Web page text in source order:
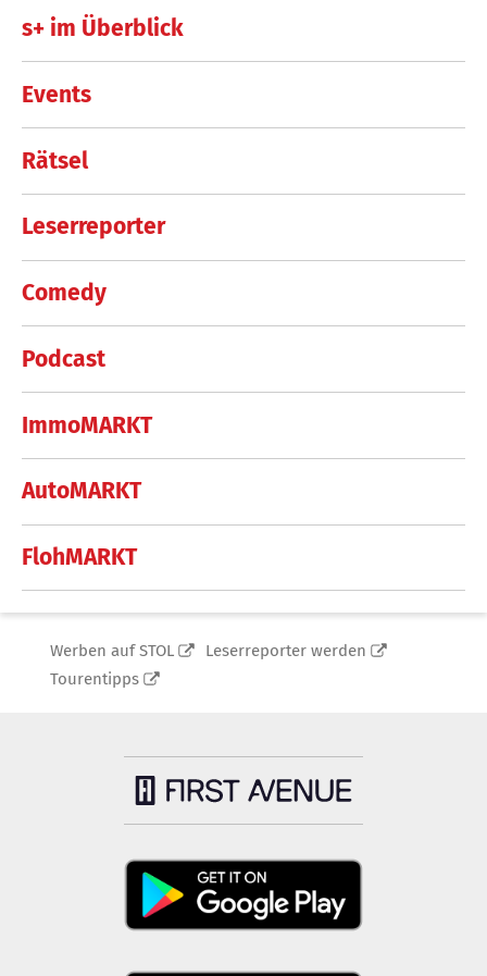
s+ im Überblick
Events
Rätsel
Leserreporter
Comedy
Podcast
ImmoMARKT
AutoMARKT
FlohMARKT
Werben auf STOL
Leserreporter werden
Tourentipps